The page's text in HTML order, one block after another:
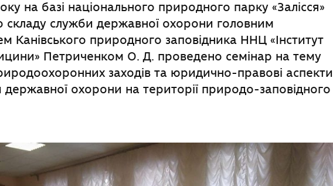
на базі національного природного парку «Залісся»
складу служби державної охорони головним
Канівського природного заповідника ННЦ «Інститут
Петриченком О. Д. проведено семінар на тему
заходів та юридично-правові аспекти
охорони на території природо-заповідного